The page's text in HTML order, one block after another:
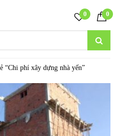
0 0
“Chi phí xây dựng nhà yến”